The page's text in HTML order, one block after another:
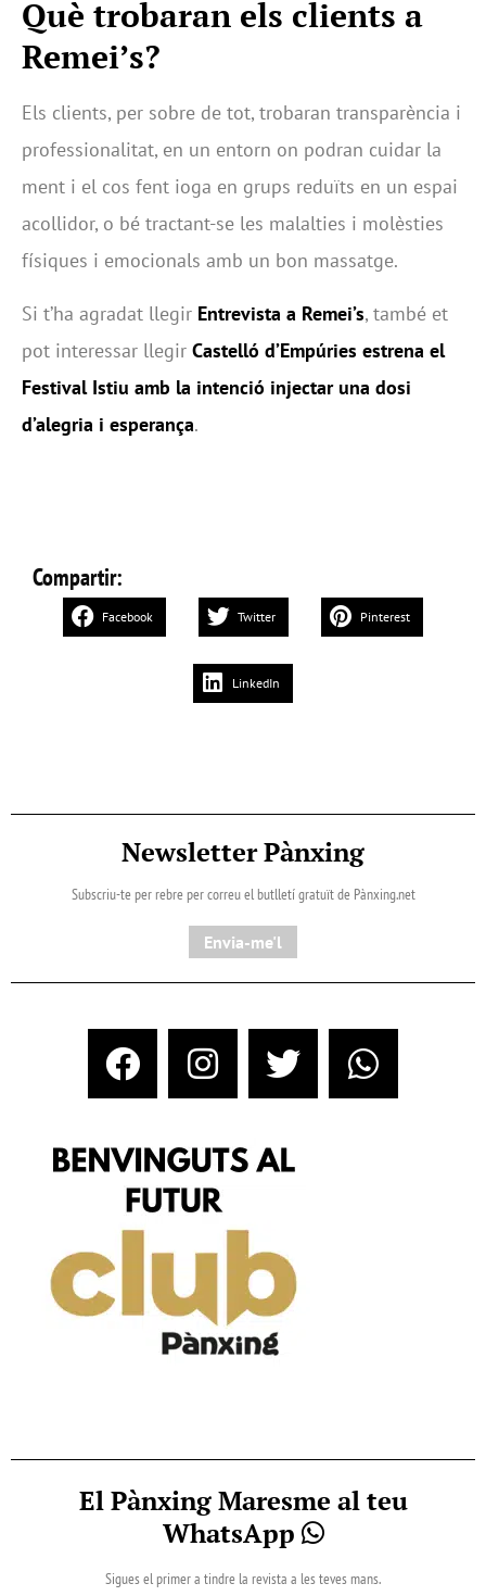
Què trobaran els clients a
Remei’s?
Els clients, per sobre de tot, trobaran transparència i
professionalitat, en un entorn on podran cuidar la
ment i el cos fent ioga en grups reduïts en un espai
acollidor, o bé tractant-se les malalties i molèsties
físiques i emocionals amb un bon massatge.
Si t’ha agradat llegir Entrevista a Remei’s, també et
pot interessar llegir Castelló d’Empúries estrena el
Festival Istiu amb la intenció injectar una dosi
d’alegria i esperança.
Compartir:
Facebook Twitter Pinterest
LinkedIn
Newsletter Pànxing
Subscriu-te per rebre per correu el butlletí gratuït de Pànxing.net​
Envia-me'l
El Pànxing Maresme al teu
WhatsApp
Sigues el primer a tindre la revista a les teves mans.